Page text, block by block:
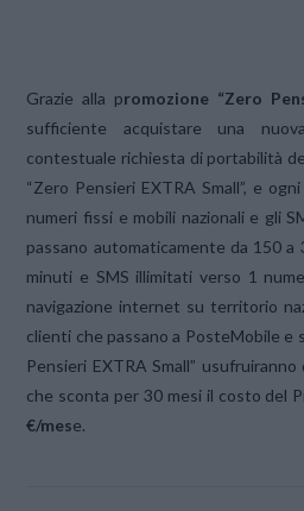
Grazie alla promozione “Zero
sufficiente acquistare una
contestuale richiesta di portabilità
“Zero Pensieri EXTRA Small”, e
numeri fissi e mobili nazionali e gli
passano automaticamente da 150
minuti e SMS illimitati verso 1
navigazione internet su territorio
clienti che passano a PosteMobile e
Pensieri EXTRA Small”
che sconta per 30 mesi il costo del
€/mese.